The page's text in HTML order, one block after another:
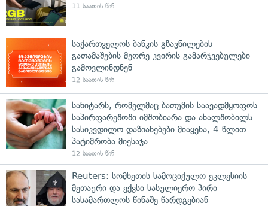
11 საათის წინ
საქართველოს ბანკის გზავნილების
გათამაშების მეორე კვირის გამარჯვებულები
გამოვლინდნენ
12 საათის წინ
სანიტარს, რომელმაც ბათუმის საავადმყოფოს
საპირფარეშოში იმშობიარა და ახალშობილს
სასიკვდილო დაზიანებები მიაყენა, 4 წლით
პატიმრობა მიესაჯა
12 საათის წინ
Reuters: სომხეთის სამოციქულო ეკლესიის
მეთაური და ექვსი სასულიერო პირი
სასამართლოს წინაშე წარდგებიან